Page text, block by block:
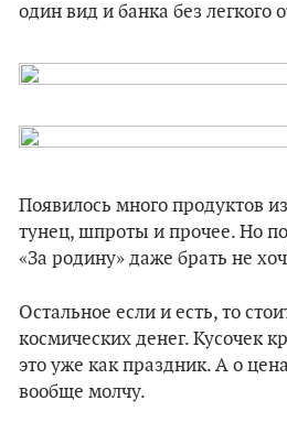
один вид и банка без легкого
Появилось много продуктов
тунец, шпроты и прочее. Но
«За родину» даже брать не
Остальное если и есть, то
космических денег. Кусочек
это уже как праздник. А о
вообще молчу.